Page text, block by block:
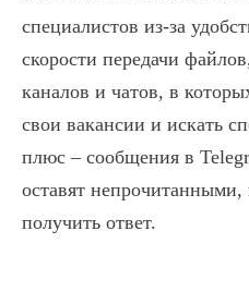
специалистов из-за
скорости передачи
каналов и чатов, в
свои вакансии и искать
плюс – сообщения в
оставят
получить ответ.